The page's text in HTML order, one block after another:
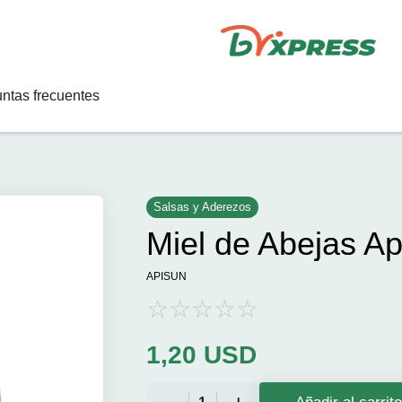
frecuentes
Salsas y Aderezos
Miel de Abejas
APISUN
1,20 USD